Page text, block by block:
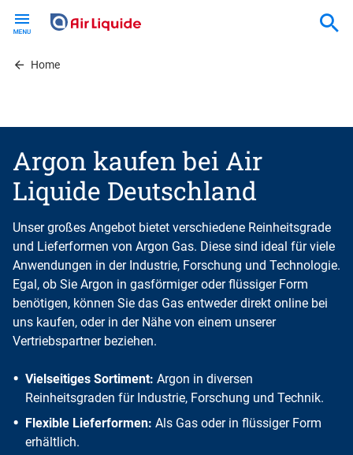
contentHome
Argon kaufen bei Air
Liquide Deutschland
Unser großes Angebot bietet verschiedene Reinheitsgrade
und Lieferformen von Argon Gas. Diese sind ideal für viele
Anwendungen in der Industrie, Forschung und Technologie.
Egal, ob Sie Argon in gasförmiger oder flüssiger Form
benötigen, können Sie das Gas entweder direkt online bei
uns kaufen, oder in der Nähe von einem unserer
Vertriebspartner beziehen.
Vielseitiges Sortiment: Argon in diversen
Reinheitsgraden für Industrie, Forschung und Technik.
Flexible Lieferformen: Als Gas oder in flüssiger Form
erhältlich.